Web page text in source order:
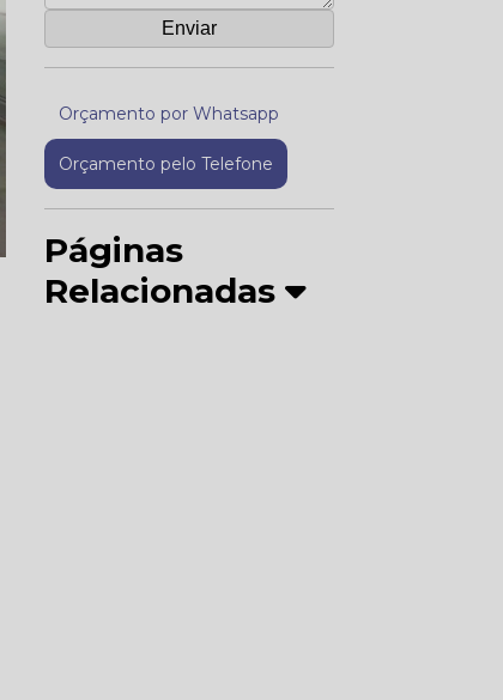
Orçamento por Whatsapp
Orçamento pelo Telefone
Páginas
Relacionadas